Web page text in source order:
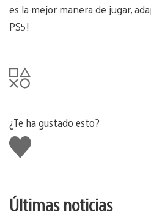
es la mejor manera de jugar,
PS5!
¿Te ha gustado esto?
Me
gusta
esto
Últimas noticias